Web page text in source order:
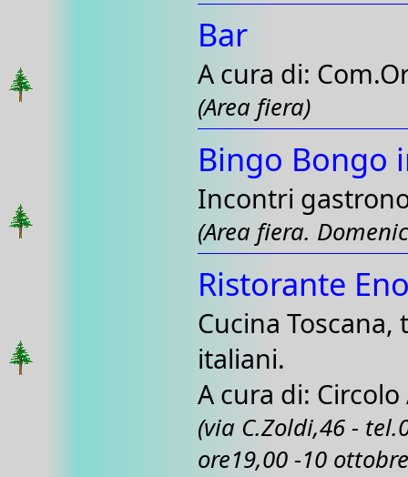
Bar
A cura di:
(Area fiera)
Bingo Bongo
Incontri
(Area fiera.
Ristorante
Cucina
italiani.
A cura di:
(via C.Zoldi,46 -
ore19,00 -10